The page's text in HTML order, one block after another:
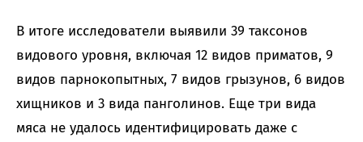
В итоге исследователи выявили 39 таксонов
видового уровня, включая 12 видов приматов, 9
видов парнокопытных, 7 видов грызунов, 6 видов
хищников и 3 вида панголинов. Еще три вида
мяса не удалось идентифицировать даже с